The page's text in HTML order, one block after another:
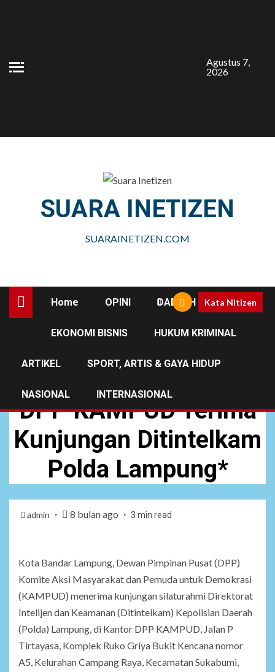
Agustus 7,
2026
SUARA INETIZEN
SUARAINETIZEN.COM
Home OPINI DAERAH
EKONOMI BISNIS HUKUM KRIMINAL
ARTIKEL SPORT, ARTIS & GAYA HIDUP
NASIONAL INTERNASIONAL
Kata Nitizen
DPP KAMPUD Terima
Kunjungan Ditintelkam
Polda Lampung*
admin 8 bulan ago 3 min read
Kota Bandar Lampung, Dewan Pimpinan Pusat (DPP)
Komite Aksi Masyarakat dan Pemuda untuk Demokrasi
(KAMPUD) menerima kunjungan silaturahmi Direktorat
Intelijen dan Keamanan (Ditintelkam) Kepolisian Daerah
(Polda) Lampung, di Kantor DPP KAMPUD, Jalan P
Tirtayasa, Komplek Ruko Griya Bukit Kencana nomor
A5, Kelurahan Campang Raya, Kecamatan Sukabumi,